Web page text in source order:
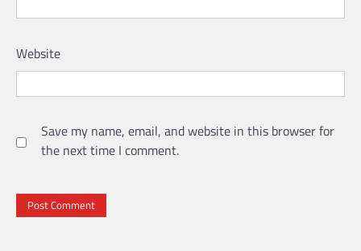
Website
Save my name, email, and website in this browser for
the next time I comment.